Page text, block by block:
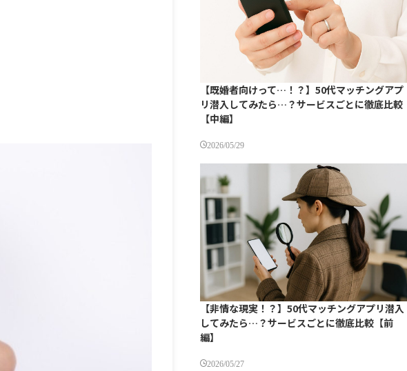
【既婚者向けって…！？】50代マッチングアプ
リ潜入してみたら…？サービスごとに徹底比較
【中編】
2026/05/29
【非情な現実！？】50代マッチングアプリ潜入
してみたら…？サービスごとに徹底比較【前
編】
2026/05/27